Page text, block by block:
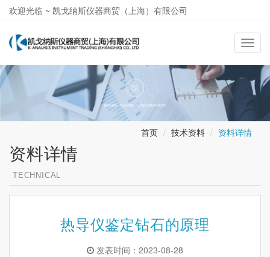
欢迎光临 ~ 凯戈纳斯仪器商贸（上海）有限公司
导
航
切
换
首页 技术资料 资料详情
资料详情
TECHNICAL
热导仪鉴定钻石的原理
发表时间：2023-08-28